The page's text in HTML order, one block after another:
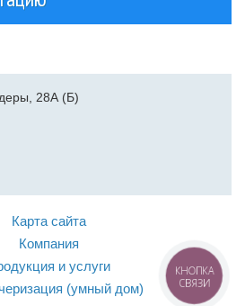
28А (Б)
Карта сайта
Компания
и услуги
(умный дом)
КНОПКА
СВЯЗИ